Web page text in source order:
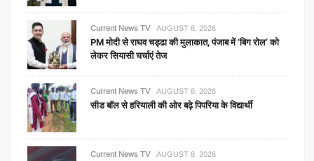
Current News TV AUGUST 8, 2026
PM मोदी से राघव चड्ढा की मुलाकात, पंजाब में ‘बिग रोल’ को
लेकर सियासी चर्चाएं तेज
Current News TV AUGUST 8, 2026
सीड बॉल से हरियाली की ओर बढ़े पिपरिया के विद्यार्थी
Current News TV AUGUST 8, 2026